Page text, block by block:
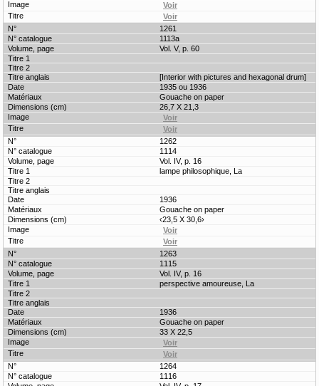
1261
1113a
Vol. V, p. 60
[Interior with pictures and hexagonal drum]
1935 ou 1936
Gouache on paper
26,7 X 21,3
1262
1114
Vol. IV, p. 16
lampe philosophique, La
1936
Gouache on paper
‹23,5 X 30,6›
1263
1115
Vol. IV, p. 16
perspective amoureuse, La
1936
Gouache on paper
33 X 22,5
1264
1116